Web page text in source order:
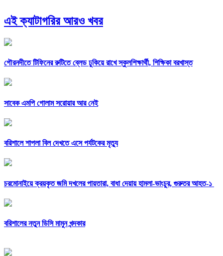
এই ক্যাটাগরির আরও খবর
গৌরনদীতে টিফিনের রুটিতে ব্লেড ঢুকিয়ে রাখে স্কুলশিক্ষার্থী, শিক্ষিকা বরখাস্ত
সাবেক এমপি গোলাম সরোয়ার আর নেই
বরিশালে শাপলা বিল দেখতে এসে পর্যটকের মৃত্যু
চরমোনাইয়ে ক্রয়কৃত জমি দখলের পায়তারা, বাধা দেয়ায় হামলা-ভাংচুর, গুরুতর আহত-১
বরিশালের নতুন ডিসি মামুন খন্দকার